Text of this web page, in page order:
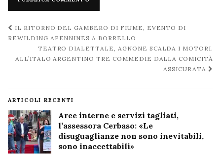
Navigazione
post
IL RITORNO DEL GAMBERO DI FIUME, EVENTO DI
REWILDING APENNINES A BORRELLO
TEATRO DIALETTALE, AGNONE SCALDA I MOTORI.
ALL’ITALO ARGENTINO TRE COMMEDIE DALLA COMICITÀ
ASSICURATA
ARTICOLI RECENTI
Aree interne e servizi tagliati,
l’assessora Cerbaso: «Le
disuguaglianze non sono inevitabili,
sono inaccettabili»